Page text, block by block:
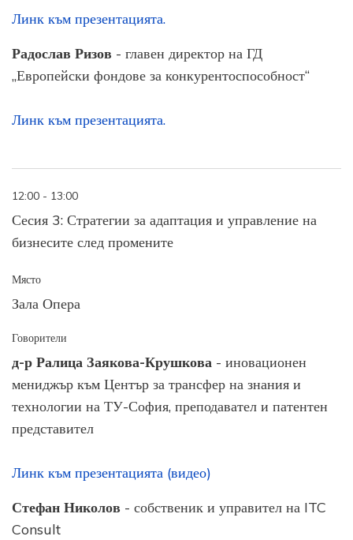
Линк към презентацията.
Радослав Ризов - главен директор на ГД
„Европейски фондове за конкурентоспособност“
Линк към презентацията.
12:00 - 13:00
Сесия 3: Стратегии за адаптация и управление на
бизнесите след промените
Място
Зала Опера
Говорители
д-р Ралица Заякова-Крушкова - иновационен
мениджър към Център за трансфер на знания и
технологии на ТУ-София, преподавател и патентен
представител
Линк към презентацията (видео)
Стефан Николов - собственик и управител на ITC
Consult